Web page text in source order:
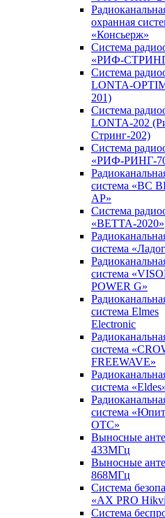
охранная
«Консьерж»
Система
«РИФ-
Система
LONTA-
201)
Система
LONTA-202
Стринг-202)
Система
«РИФ-РИНГ-
система «ВС
АР»
Система
«ВЕТТА-2020»
система
система
POWER G»
система Elmes
Electronic
система
FREEWAVE»
система
система
ОТС»
Выносные
433МГц
Выносные
868МГц
Система
«AX PRO
Система